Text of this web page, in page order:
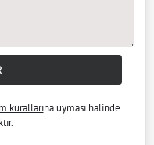
kurallarına uyması halinde